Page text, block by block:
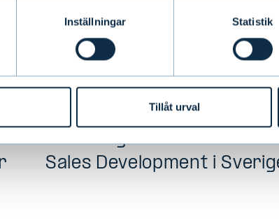
Inställningar Statistik
Tillåt urval
Evli rekryterar Director of
Sales Development i